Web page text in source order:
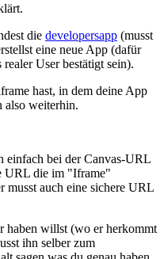
die developersapp (musst
eine neue App (dafür
User bestätigt sein).
hast, in dem deine App
also weiterhin.
einfach bei der Canvas-URL
URL die im "Iframe"
musst auch eine sichere URL
haben willst (wo er herkommt
ihn selber zum